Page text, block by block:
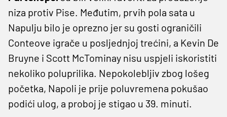
niza protiv Pise. Međutim, prvih pola sata u
Napulju bilo je oprezno jer su gosti ograničili
Conteove igrače u posljednjoj trećini, a Kevin De
Bruyne i Scott McTominay nisu uspjeli iskoristiti
nekoliko poluprilika. Nepokolebljiv zbog lošeg
početka, Napoli je prije poluvremena pokušao
podići ulog, a proboj je stigao u 39. minuti.